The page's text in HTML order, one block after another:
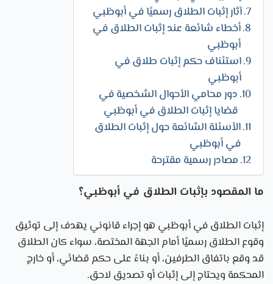
آثار إثبات الطلاق رسميًا في أبوظبي
أخطاء شائعة عند إثبات الطلاق في
أبوظبي
استئناف حكم إثبات طلاق في
أبوظبي
دور محامي الأحوال الشخصية في
قضايا إثبات الطلاق في أبوظبي
الأسئلة الشائعة حول إثبات الطلاق
في أبوظبي
مصادر رسمية مقترحة
ما المقصود بإثبات الطلاق في أبوظبي؟
إثبات الطلاق في أبوظبي هو إجراء قانوني يهدف إلى توثيق
وقوع الطلاق رسميًا أمام الجهة المختصة، سواء كان الطلاق
قد وقع باتفاق الطرفين، أو بناءً على حكم قضائي، أو خارج
المحكمة ويحتاج إلى إثبات أو تصديق لاحق.